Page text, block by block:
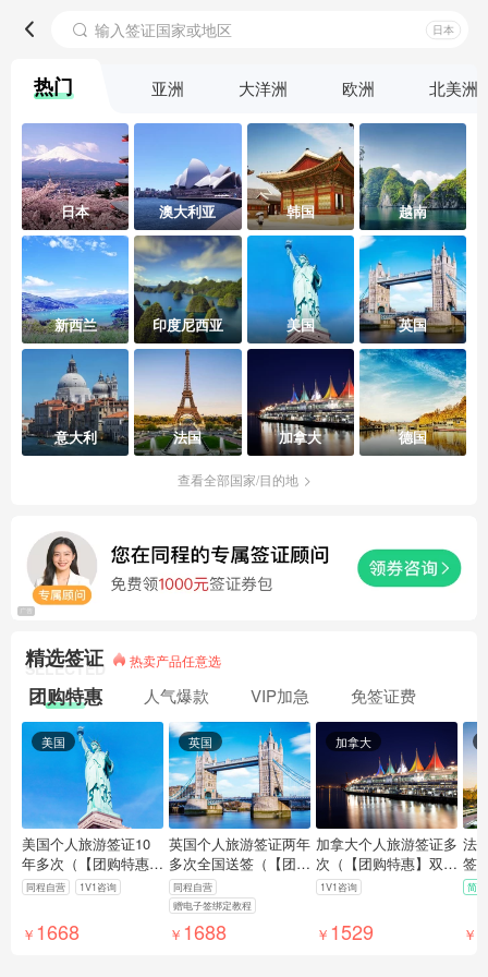
输入签证国家或地区 日本
热门 亚洲 大洋洲 欧洲 北美洲
日本 澳大利亚 韩国 越南
新西兰 印度尼西亚 美国 英国
意大利 法国 加拿大 德国
查看全部国家/目的地
精选签证
SELECTED 热卖产品任意选
团购特惠 人气爆款 VIP加急 免签证费
美国
美国个人旅游签证10
年多次（【团购特惠】
双人起订，全国受理就
代预约）
同程自营 1V1咨询
￥ 1668
英国
英国个人旅游签证两年
多次全国送签（【团购
优惠】双人起订特惠·
全国受理免邮寄·专业
审核制作·赠电子签绑
定教程）
同程自营
赠电子签绑定教程
￥ 1688
加拿大
加拿大个人旅游签证多
次（【团购特惠】双人
起订，全国受理就近录
免机酒行程单，免邮
寄）
1V1咨询
￥ 1529
法
签
特
的
简
￥